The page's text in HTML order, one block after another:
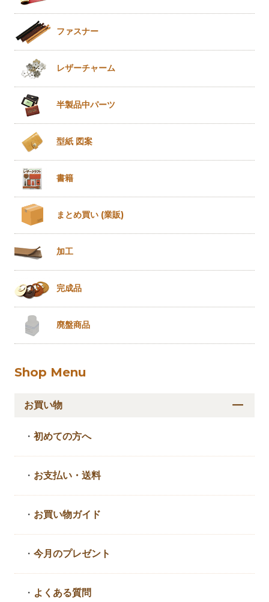
ファスナー
レザーチャーム
半製品中パーツ
型紙 図案
書籍
まとめ買い (業販)
加工
完成品
廃盤商品
Shop Menu
お買い物
・初めての方へ
・ お支払い・送料
・ お買い物ガイド
・今月のプレゼント
・ よくある質問